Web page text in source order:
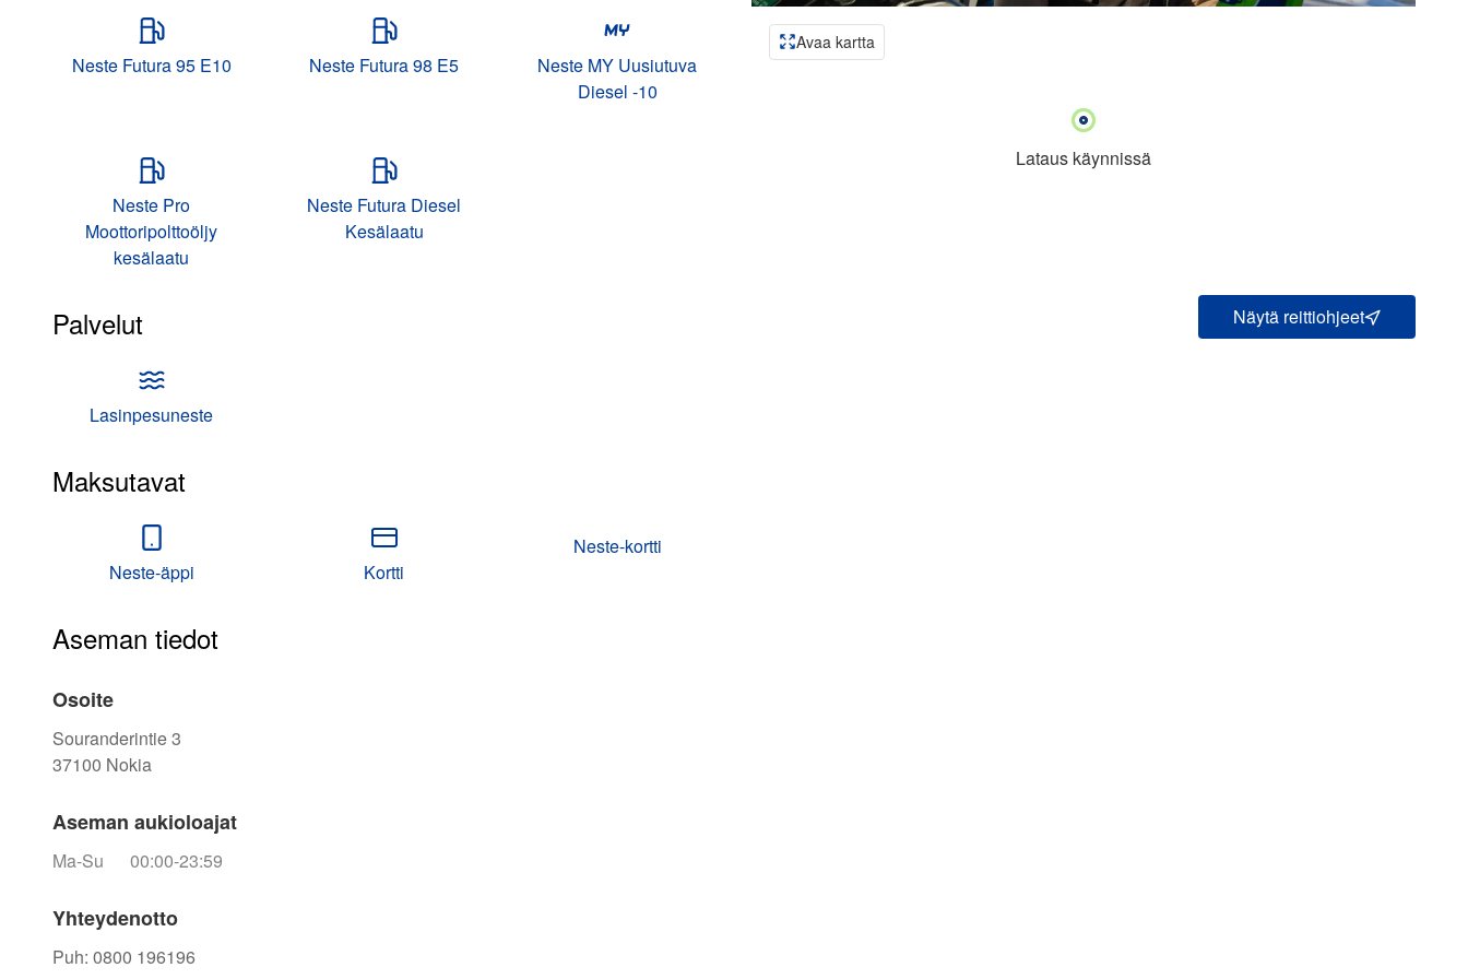
Neste Futura 95 E10 Neste Futura 98 E5
Neste MY Uusiutuva
Diesel -10
Neste Pro
Moottoripolttoöljy
kesälaatu
Neste Futura Diesel
Kesälaatu
Palvelut
Lasinpesuneste
Maksutavat
Neste-äppi Kortti
Neste-kortti
Aseman tiedot
Osoite
Souranderintie 3
37100 Nokia
Aseman aukioloajat
Ma-Su 00:00-23:59
Yhteydenotto
Puh: 0800 196196
Lataus käynnissä
Avaa kartta
Näytä reittiohjeet